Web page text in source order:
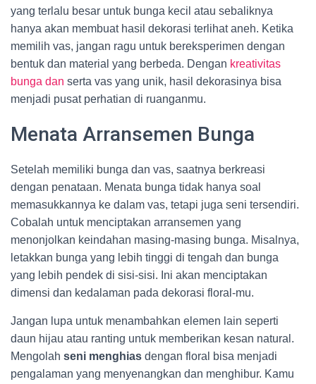
yang terlalu besar untuk bunga kecil atau sebaliknya
hanya akan membuat hasil dekorasi terlihat aneh. Ketika
memilih vas, jangan ragu untuk bereksperimen dengan
bentuk dan material yang berbeda. Dengan kreativitas
bunga dan serta vas yang unik, hasil dekorasinya bisa
menjadi pusat perhatian di ruanganmu.
Menata Arransemen Bunga
Setelah memiliki bunga dan vas, saatnya berkreasi
dengan penataan. Menata bunga tidak hanya soal
memasukkannya ke dalam vas, tetapi juga seni tersendiri.
Cobalah untuk menciptakan arransemen yang
menonjolkan keindahan masing-masing bunga. Misalnya,
letakkan bunga yang lebih tinggi di tengah dan bunga
yang lebih pendek di sisi-sisi. Ini akan menciptakan
dimensi dan kedalaman pada dekorasi floral-mu.
Jangan lupa untuk menambahkan elemen lain seperti
daun hijau atau ranting untuk memberikan kesan natural.
Mengolah seni menghias dengan floral bisa menjadi
pengalaman yang menyenangkan dan menghibur. Kamu